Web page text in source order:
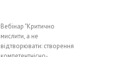
Вебінар "Критично
мислити, а не
відтворювати: створення